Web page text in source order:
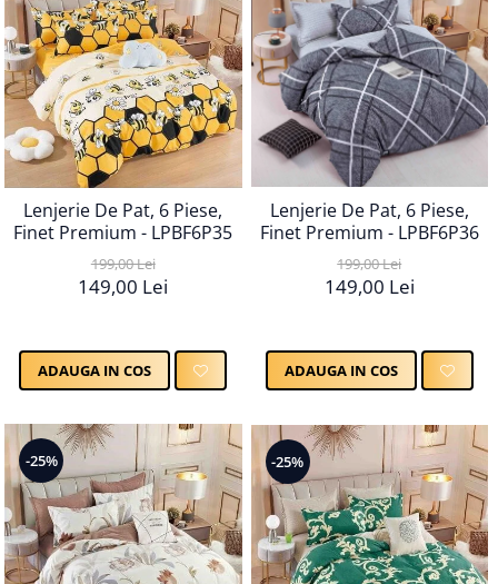
Lenjerie De Pat, 6 Piese,
Finet Premium - LPBF6P35
199,00 Lei
149,00 Lei
ADAUGA IN COS
Lenjerie De Pat, 6 Piese,
Finet Premium - LPBF6P36
199,00 Lei
149,00 Lei
ADAUGA IN COS
-25% -25%